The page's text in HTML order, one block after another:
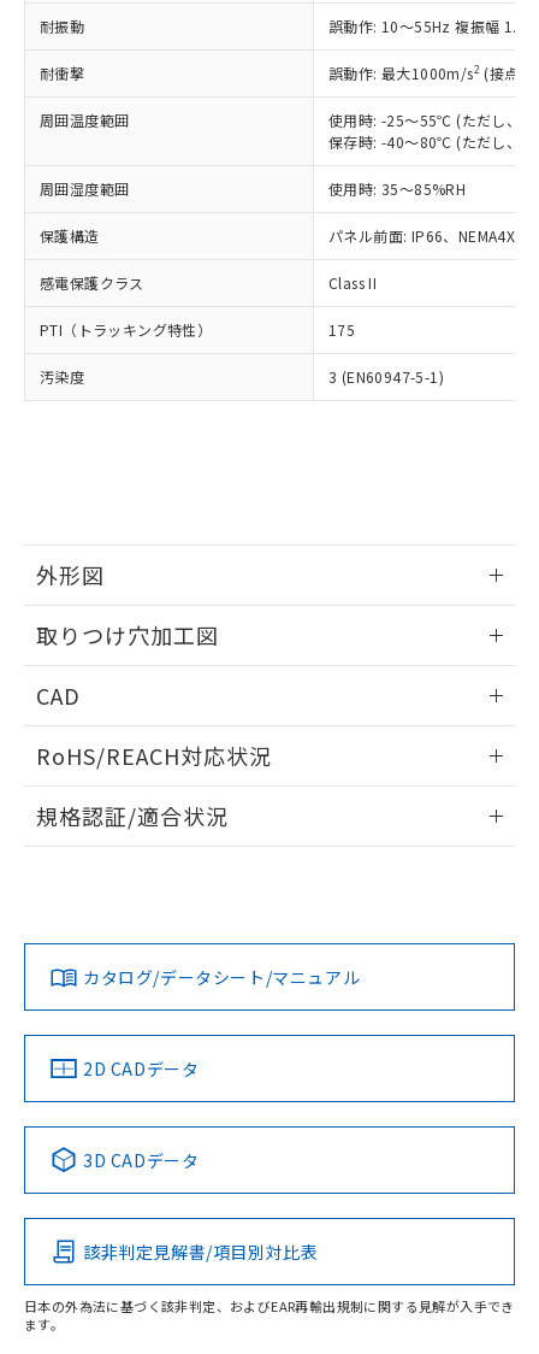
耐振動 誤動作: 10～55Hz 複振幅
耐衝撃 誤動作: 最大1000m/s2 (接点
周囲温度範囲
使用時: -25～55℃ (ただし、氷
保存時: -40～80℃ (ただし、氷
周囲湿度範囲 使用時: 35～85%RH
保護構造 パネル前面: IP66、NEMA4X,
感電保護クラス Class II
PTI（トラッキング特性） 175
汚染度 3 (EN60947-5-1)
外形図
取りつけ穴加工図
CAD
ドすることができます。
ログイン/会員登録
ダウンロードデータをご利用いただく前に、以下を必ずお読
みください。
ソフトウェアの使用条件
RoHS/REACH対応状況
EU RoHS 注意事項・凡例
対応済み
中国 RoHS 注意事項・凡例
Pb Hg Cd Cr(VI)
O
規格認証/適合状況
LR型式承認
（イギリス
船舶規格）
DNV型式承認
（ノルウェー
BV型式承認
（フランス
KR型式
（韓国
No No No No
この製品の規格認証/適合状況ページへ
その他の認証はこちらのページからご検索ください
カタログ/データシート/マニュアル
2D CADデータ
3D CADデータ
該非判定見解書/項目別対比表
日本の外為法に基づく該非判定、およびEAR再輸出規制に関する見解が入手でき
ます。
正式な納期状況および標準価格はお客
様のお取引先、またはお客様担当のオ
ムロン制御機器販売店・当社販売員に
オムロン制御機器販売店や当社販売拠
販売ネットワーク
」をご確認
在庫状況および標準価格結果を当社の
示しないようお願いします。
マイパーツ機能（部品リスト作成サー
ビス）をご利用いただくには、I-Web
メンバーズにご登録されている必要が
お客様が当ウェブサイト上で当社にご
登録された部品リストについて、当社
の共同利用に関して"
の「1.共同利
指します。
ルベンジル（BBP） 1000ppm以下、フタル酸ジブチル
（DBP） 1000ppm以下、フタル酸ジイソブチル
但し、RoHS指令で産業用監視および制御機器に対する
フタル酸エステル類の４物質については閾値を超える意
図的な使用がないことを確認しています。
部品在庫の切り替え状況などにより、予定
月が前後することがあります。
※3 非含有証明書ダウンロード
51物質の非含有証明書（当社基準）
※本証明書は発行日時点で非含有を証明す
るもので、過去に遡って非含有を証明する
また、RoHS指令のフタル酸エステル類４
物質の対応では、対応完了までの期間は出
既に当社にて対応品への在庫切替を完了
していることから、特段のことがない限
り、2022年1月12日より割愛しておりま
す。
DBP(フタル酸ジブチル) : 1000ppm、 DIBP(フタル酸ジ
イソブチル) : 1000ppm、 BBP(フタル酸ブチルベンジ
「ｅ」：有害物質（10物質）のすべてが基
準値以下であることを示します。
「10」：通常の使用状況下において有害物
質が外部に漏えいし、環境に深刻な影響を
及ぼさない年数を意味します。
「－」：未確認です。当社販売部門へお問
全に破砕するなど、違法に輸出されな
いよう必要な手段を講じます。
当社は貴社製品を、核兵器、ミサイ
ル、化学兵器、生物兵器またはその他
武器並びにこれらの製造装置等に一切
当社は、貴社製品を第三者に販売する
場合は、上記1、2および3の内容を当
該第三者に通知します。また当社は、
販売先および販売に係わる関係者が違
法に輸出するおそれがある場合は、取
－
在庫なし(最新の在庫状況につ
いては、お客様のお取引先、ま
たはお客様担当のオムロン制御
機器販売店・当社販売員にご確
空
受注生産機種、また在庫状況の
情報を公開していない機種